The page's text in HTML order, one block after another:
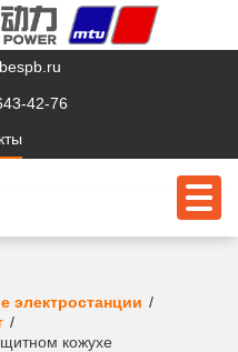
42-76
электростанции
кожухе